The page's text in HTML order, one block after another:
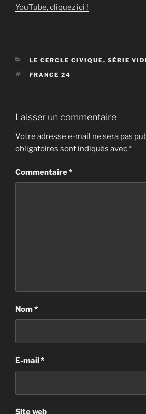
YouTube, cliquez ici !
CATÉGORIES
LE CERCLE CIVIQUE , SÉRIE
ÉTIQUETTES
FRANCE 24
Laisser un commentaire
Votre adresse e-mail ne sera pas
obligatoires sont indiqués avec*
Commentaire*
Nom*
E-mail*
Site web